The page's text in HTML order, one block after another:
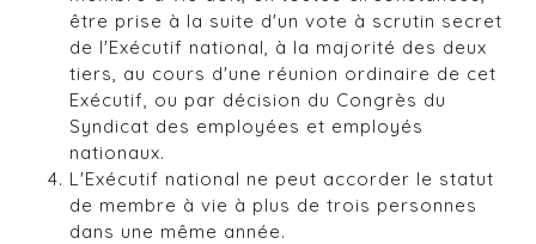
être prise à la suite d'un vote à scrutin secret
de l'Exécutif national, à la majorité des deux
tiers, au cours d'une réunion ordinaire de cet
Exécutif, ou par décision du Congrès du
Syndicat des employées et employés
nationaux.
L'Exécutif national ne peut accorder le statut
de membre à vie à plus de trois personnes
dans une même année.